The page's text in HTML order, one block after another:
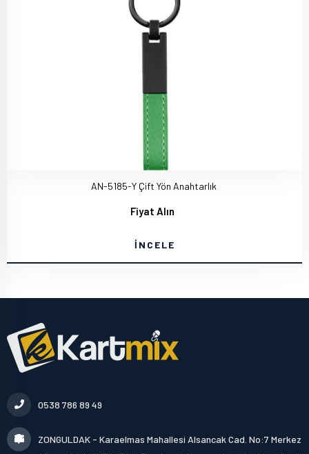
AN-5185-Y Çift Yön Anahtarlık
Fiyat Alın
İNCELE
0538 786 89 49
ZONGULDAK - Karaelmas Mahallesi Alsancak Cad. No:7 Merkez